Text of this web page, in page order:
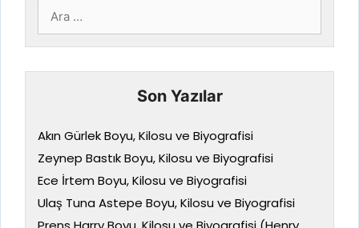
için
ara
Son Yazılar
Akın Gürlek Boyu, Kilosu ve Biyografisi
Zeynep Bastık Boyu, Kilosu ve Biyografisi
Ece İrtem Boyu, Kilosu ve Biyografisi
Ulaş Tuna Astepe Boyu, Kilosu ve Biyografisi